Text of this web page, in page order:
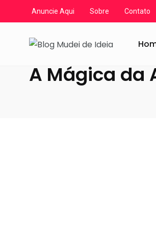
Anuncie Aqui Sobre Contato
Blog Mudei de Ideia / Artigos / A
A Mágica da